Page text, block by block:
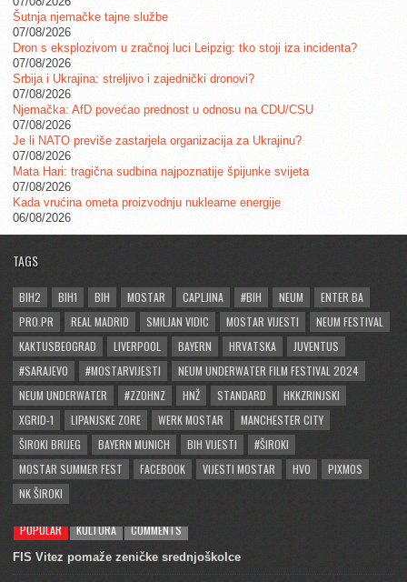
Šutnja njemačke tajne službe
07/08/2026
Dron s eksplozivom u zračnoj luci Leipzig: tko stoji iza incidenta?
07/08/2026
Srbija i Ukrajina: streljivo i zajednički dronovi?
07/08/2026
Njemačka: AfD povećao prednost u odnosu na CDU/CSU
07/08/2026
Je li NATO previše zastarjela organizacija za Ukrajinu?
07/08/2026
Mata Hari: tragična sudbina najpoznatije špijunke svijeta
07/08/2026
Kada vrućina ometa proizvodnju nuklearne energije
06/08/2026
TAGS
BIH2 BIH1 BIH MOSTAR CAPLJINA #BIH NEUM
ENTER.BA
PRO.PR
REAL MADRID SMILJAN VIDIC MOSTAR VIJESTI
NEUM FESTIVAL
KAKTUSBEOGRAD
LIVERPOOL BAYERN HRVATSKA
JUVENTUS
#SARAJEVO
#MOSTARVIJESTI
NEUM UNDERWATER FILM FESTIVAL 2024
NEUM UNDERWATER
#ZZOHNZ HNŽ STANDARD
HKKZRINJSKI
XGRID-1
LIPANJSKE ZORE WERK MOSTAR
MANCHESTER CITY
ŠIROKI BRIJEG
BAYERN MUNICH BIH VIJESTI
#ŠIROKI
MOSTAR SUMMER FEST
FACEBOOK VIJESTI MOSTAR HVO
PIXMOS
NK ŠIROKI
POPULAR KULTURA COMMENTS
FIS Vitez pomaže zeničke srednjoškolce